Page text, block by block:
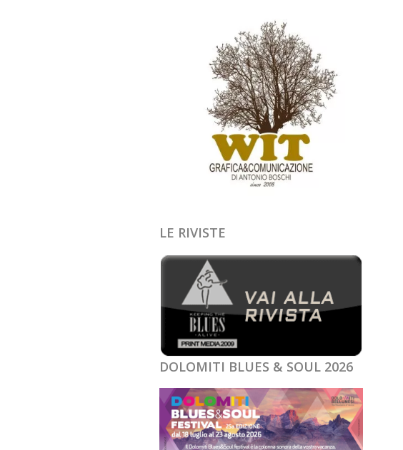
LE RIVISTE
DOLOMITI BLUES & SOUL 2026